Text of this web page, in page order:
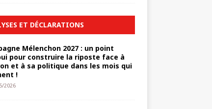
ET DÉCLARATIONS
Mélenchon 2027 : un point
pour construire la riposte face à
et à sa politique dans les mois qui
!
2026